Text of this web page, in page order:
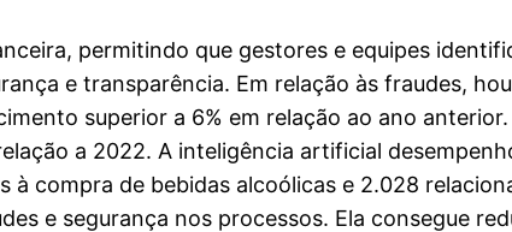
permitindo que gestores e equipes
e transparência. Em relação às fraudes,
superior a 6% em relação ao ano
a 2022. A inteligência artificial
à compra de bebidas alcoólicas e 2.028
e segurança nos processos. Ela consegue